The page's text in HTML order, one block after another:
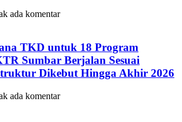
ada komentar
TKD untuk 18 Program
Sumbar Berjalan Sesuai
Dikebut Hingga Akhir 2026
ada komentar